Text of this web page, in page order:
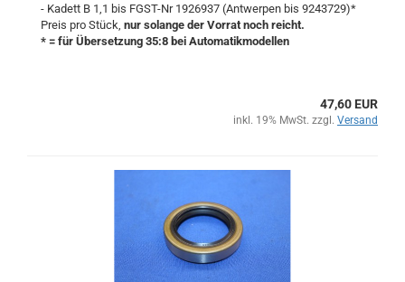
- Kadett B 1,1 bis FGST-Nr 1926937 (Antwerpen bis 9243729)*
Preis pro Stück, nur solange der Vorrat noch reicht.
* = für Übersetzung 35:8 bei Automatikmodellen
47,60 EUR
inkl. 19% MwSt. zzgl. Versand